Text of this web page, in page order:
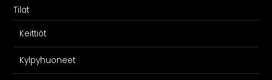
Tilat
Keittiöt
Kylpyhuoneet